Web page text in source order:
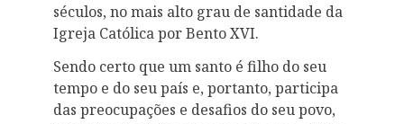
séculos, no mais alto grau de santidade da
Igreja Católica por Bento XVI.
Sendo certo que um santo é filho do seu
tempo e do seu país e, portanto, participa
das preocupações e desafios do seu povo,